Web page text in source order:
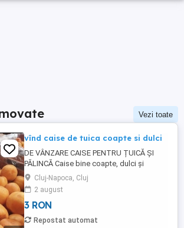
Vezi toate
vînd caise de tuica coapte si dulci
DE VÂNZARE CAISE PENTRU ȚUICĂ ȘI
PĂLINCĂ Caise bine coapte, dulci și
aromate, perfecte pentru țuică și pălincă
de casă. Calitate bună Potrivite pentru
fermentare Cantități disponibile la cerere
Preț avantajos Livrare online toată țara
gratuit Pentru detalii și comenzi sunați
Cluj-Napoca, Cluj
2 august
3 RON
Repostat automat